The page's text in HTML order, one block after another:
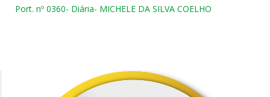
Port. nº 0360- Diária- MICHELE DA SILVA COELHO